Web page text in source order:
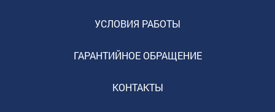
УСЛОВИЯ РАБОТЫ
ГАРАНТИЙНОЕ ОБРАЩЕНИЕ
КОНТАКТЫ